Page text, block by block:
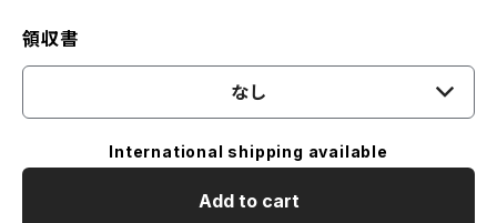
領収書
なし
International shipping available
Add to cart